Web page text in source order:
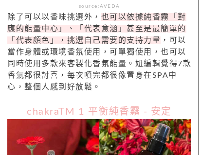
source:AVEDA
除了可以以香味挑選外， 也可以依據純香霧「對
應的能量中心」、「代表意涵」甚至是最簡單的
「代表顏色」，挑選自己需要的支持力量 ，可以
當作身體或環境香氛使用，可單獨使用，也可以
同時使用多款來客製化香氛能量。妞編輯覺得7款
香氣都很討喜，每次噴完都很像置身在SPA中
心，整個人感到好放鬆。
chakraTM 1 平衡純香霧 - 安定